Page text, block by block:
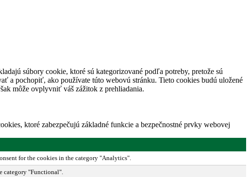
súbory cookie, ktoré sú kategorizované podľa potreby, pretože sú
a pochopiť, ako používate túto webovú stránku. Tieto cookies budú uložené
môže ovplyvniť váš zážitok z prehliadania.
ktoré zabezpečujú základné funkcie a bezpečnostné prvky webovej
for the cookies in the category "Analytics".
category "Functional".